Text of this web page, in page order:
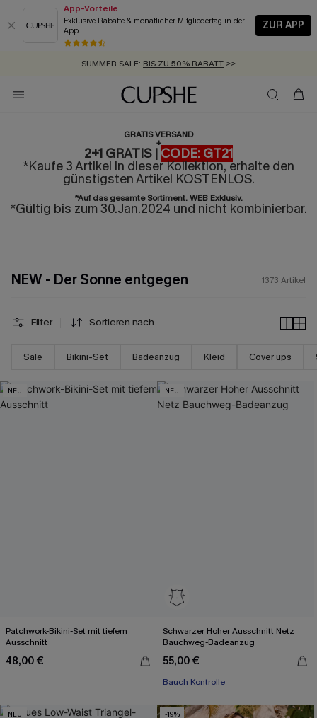
App-Vorteile
Exklusive Rabatte & monatlicher Mitgliedertag in der
App
ZUR APP
GRATIS MASSBAND MIT JEDEM SCHNELLVERSAND-ARTIKEL >>
SUMMER SALE:
ZUM NEWSLETTER:BIS ZU -20% EXTRA ERHALTEN
KOSTENLOSER VERSAND AB 89 €
GRATIS VERSAND
+
2+1 GRATIS | CODE: GT21
*Kaufe 3 Artikel in dieser Kollektion, erhalte den
günstigsten Artikel KOSTENLOS.
*Auf das gesamte Sortiment. WEB Exklusiv.
*Gültig bis zum 30.Jan.2024 und nicht kombinierbar.
NEW - Der Sonne entgegen 1373 Artikel
Filter Sortieren nach
Sale Bikini-Set Badeanzug Kleid Cover ups
NEU
Patchwork-Bikini-Set mit tiefem
Ausschnitt
48,00 €
NEU
Schwarzer Hoher Ausschnitt Netz
Bauchweg-Badeanzug
55,00 €
Bauch Kontrolle
NEU -19%